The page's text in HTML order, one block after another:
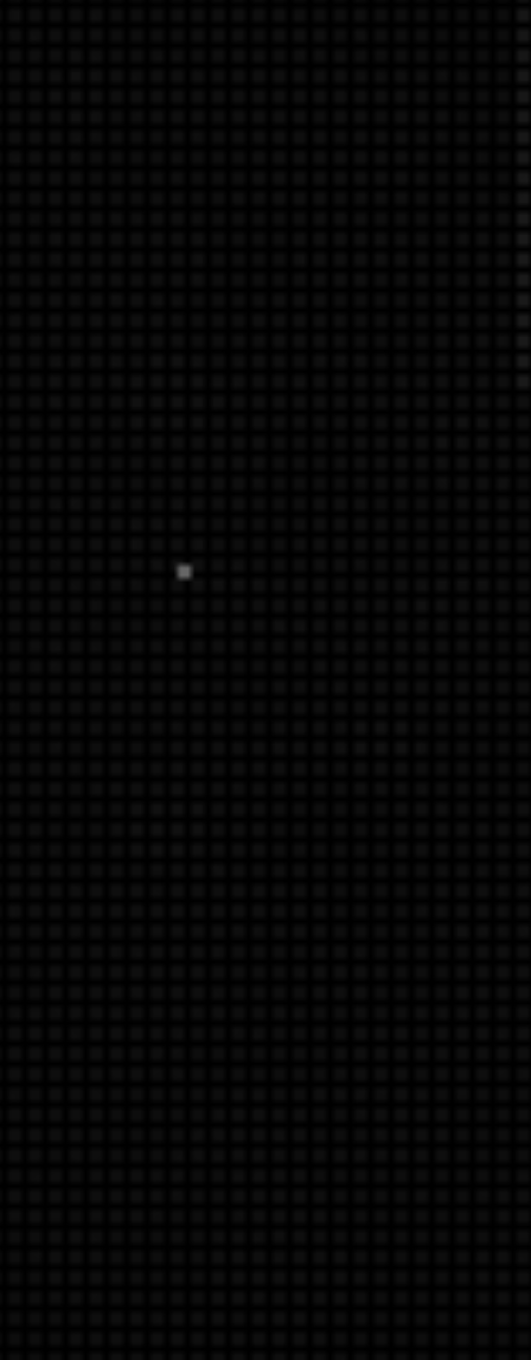
APERTE [ENTER] PARA PESQUISAR...